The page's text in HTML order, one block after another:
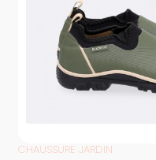
CHAUSSURE JARDIN